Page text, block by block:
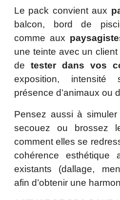
Le pack convient aux
balcon, bord de
comme aux
une teinte avec un client
de tester dans vos
exposition, intensité
présence d’animaux ou
Pensez aussi à
secouez ou brossez
comment elles se
cohérence esthétique
existants (dallage,
afin d’obtenir une